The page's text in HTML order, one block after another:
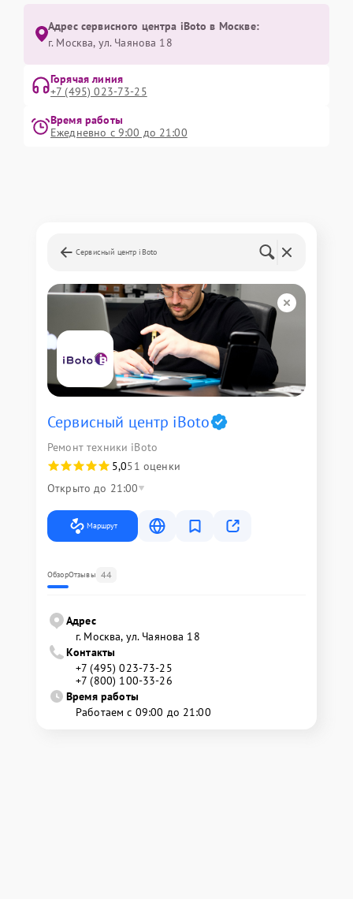
Адрес сервисного центра iBoto в Москве:
г. Москва, ул. Чаянова 18
Горячая линия
+7 (495) 023-73-25
Время работы
Ежедневно с 9:00 до 21:00
Сервисный центр iBoto
Сервисный центр iBoto
Ремонт техники iBoto
5,051 оценки
Открыто до 21:00
Маршрут
ОбзорОтзывы 44
Адрес
г. Москва, ул. Чаянова 18
Контакты
+7 (495) 023-73-25
+7 (800) 100-33-26
Время работы
Работаем с 09:00 до 21:00